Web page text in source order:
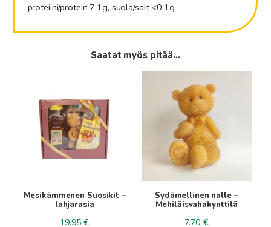
proteiini/protein 7,1g, suola/salt <0,1g
Saatat myös pitää...
Mesikämmenen Suosikit –
lahjarasia
19.95 €
useampi
muunnelma.
Sydämellinen nalle –
Mehiläisvahakynttilä
7.70 €